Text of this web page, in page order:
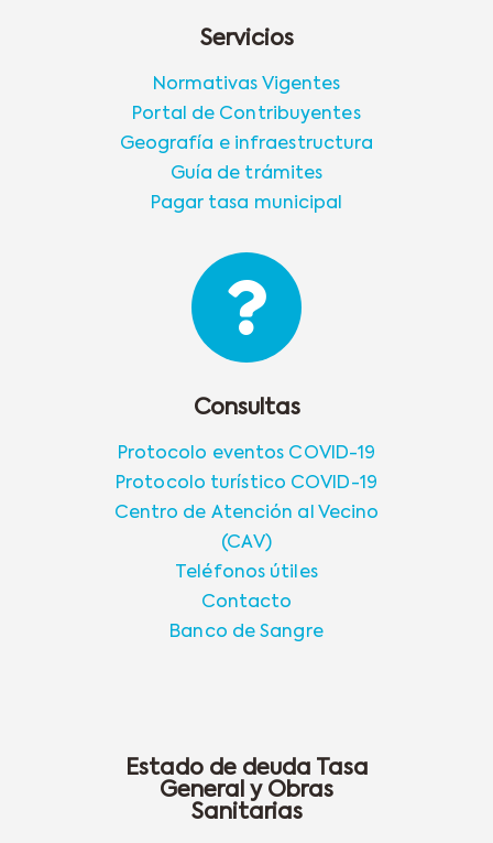
Servicios
Normativas Vigentes
Portal de Contribuyentes
Geografía e infraestructura
Guía de trámites
Pagar tasa municipal
Consultas
Protocolo eventos COVID-19
Protocolo turístico COVID-19
Centro de Atención al Vecino
(CAV)
Teléfonos útiles
Contacto
Banco de Sangre
Estado de deuda Tasa
General y Obras
Sanitarias